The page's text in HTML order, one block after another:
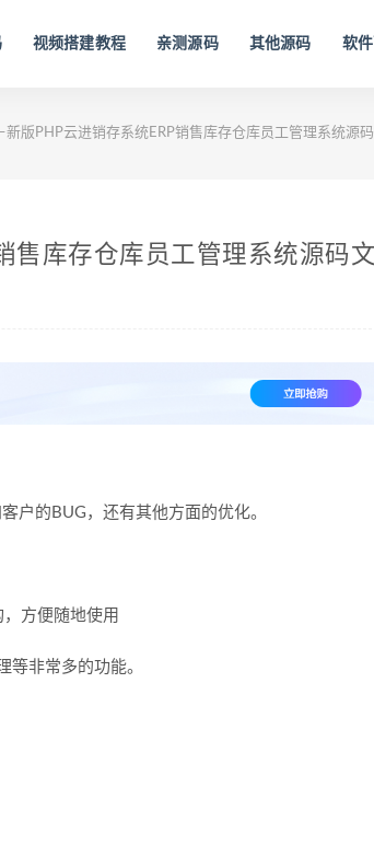
视频搭建教程 亲测源码 其他源码 软
新版PHP云进销存系统ERP销售库存仓库员工管理系统源
售库存仓库员工管理系统源码
户的BUG，还有其他方面的优化。
方便随地使用
等非常多的功能。